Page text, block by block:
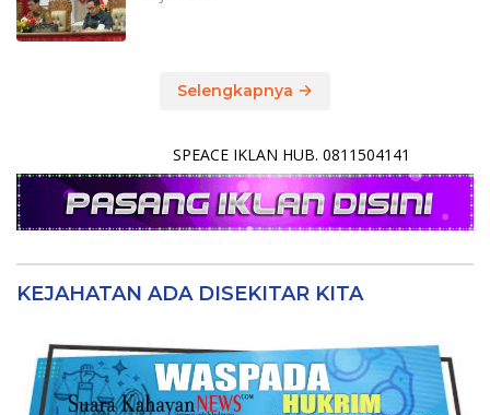
Selengkapnya
SPEACE IKLAN HUB. 0811504141
KEJAHATAN ADA DISEKITAR KITA